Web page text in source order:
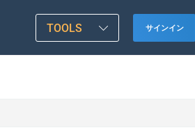
TOOLS サインイン